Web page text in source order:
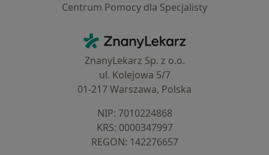
Centrum Pomocy dla Specjalisty
ZnanyLekarz - Strona główna
ZnanyLekarz Sp. z o.o.
ul. Kolejowa 5/7
01-217 Warszawa, Polska
NIP: ⁠7010224868
KRS: ⁠0000347997
REGON: ⁠142276657